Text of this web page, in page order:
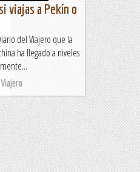
viajas a Pekín o
del Viajero que la
ha llegado a niveles